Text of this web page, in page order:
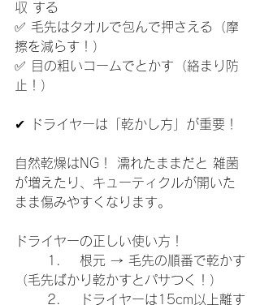
収 する
✅ 毛先はタオルで包んで押さえる（摩
擦を減らす！）
✅ 目の粗いコームでとかす（絡まり防
止！）
✔ ドライヤーは「乾かし方」が重要！
自然乾燥はNG！ 濡れたままだと 雑菌
が増えたり、キューティクルが開いた
まま傷みやすくなります。
ドライヤーの正しい使い方！
（毛先ばかり乾かすとパサつく！）